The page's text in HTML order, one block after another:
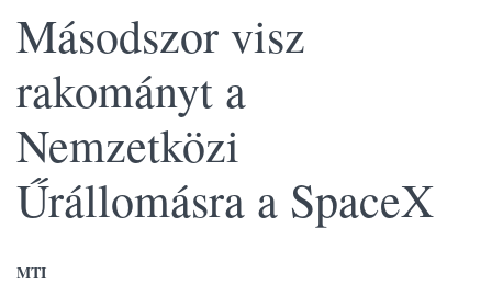
Másodszor visz
rakományt a
Nemzetközi
Űrállomásra a SpaceX
MTI